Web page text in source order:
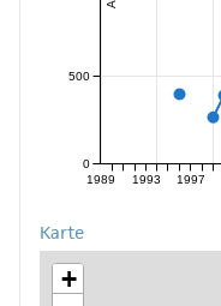
1989 1993 1997
0
500
Karte
+